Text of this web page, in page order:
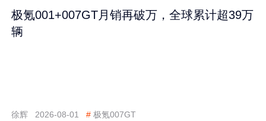
极氪001+007GT月销再破万，全球累计超39万
辆
徐辉 2026-08-01 # 极氪007GT